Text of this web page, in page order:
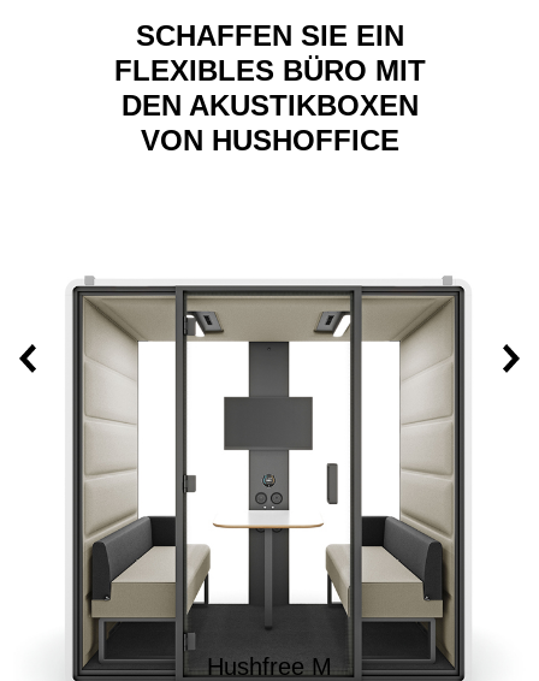
SCHAFFEN SIE EIN
FLEXIBLES BÜRO MIT
DEN AKUSTIKBOXEN
VON HUSHOFFICE
Hushfree M